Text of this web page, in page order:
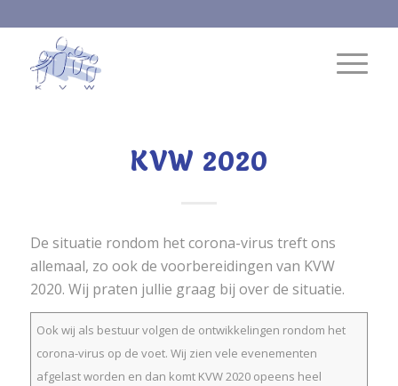
KVW 2020
De situatie rondom het corona-virus treft ons
allemaal, zo ook de voorbereidingen van KVW
2020. Wij praten jullie graag bij over de situatie.
Ook wij als bestuur volgen de ontwikkelingen rondom het
corona-virus op de voet. Wij zien vele evenementen
afgelast worden en dan komt KVW 2020 opeens heel